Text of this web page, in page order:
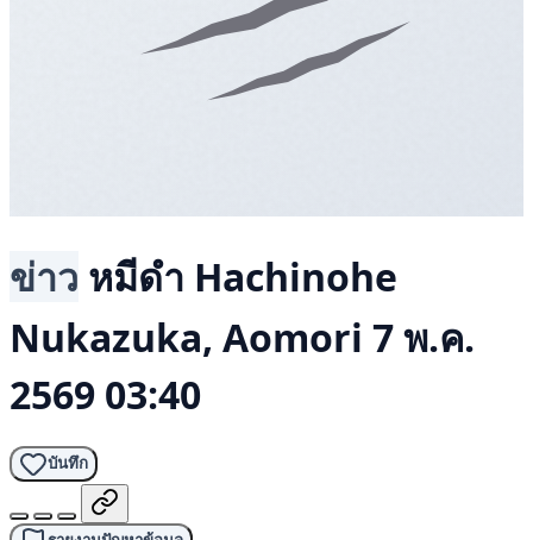
ข่าว หมีดำ Hachinohe
Nukazuka, Aomori 7 พ.ค.
2569 03:40
บันทึก